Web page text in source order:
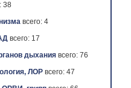
38
всего: 4
всего: 17
дыхания всего: 76
ЛОР всего: 47